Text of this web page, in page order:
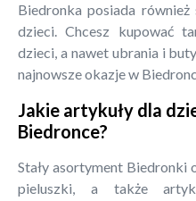
Biedronka posiada
dzieci. Chcesz kupować
dzieci, a nawet ubrania i
najnowsze okazje w
Jakie artykuły dla
Biedronce?
Stały asortyment Biedronki
pieluszki, a także